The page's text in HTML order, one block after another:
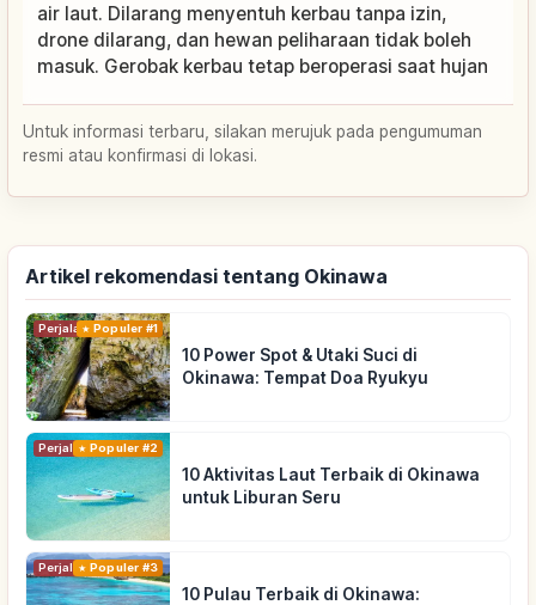
air laut. Dilarang menyentuh kerbau tanpa izin,
drone dilarang, dan hewan peliharaan tidak boleh
masuk. Gerobak kerbau tetap beroperasi saat hujan
Untuk informasi terbaru, silakan merujuk pada pengumuman
resmi atau konfirmasi di lokasi.
Artikel rekomendasi tentang Okinawa
PerjalananPopuler #1
10 Power Spot & Utaki Suci di
Okinawa: Tempat Doa Ryukyu
PerjalananPopuler #2
10 Aktivitas Laut Terbaik di Okinawa
untuk Liburan Seru
PerjalananPopuler #3
10 Pulau Terbaik di Okinawa: